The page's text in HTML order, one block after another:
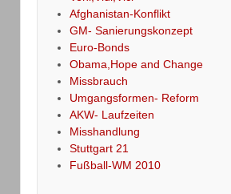
Afghanistan-Konflikt
GM- Sanierungskonzept
Euro-Bonds
Obama,Hope and Change
Missbrauch
Umgangsformen- Reform
AKW- Laufzeiten
Misshandlung
Stuttgart 21
Fußball-WM 2010